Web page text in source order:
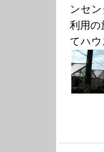
ンセ
利用の
てハ